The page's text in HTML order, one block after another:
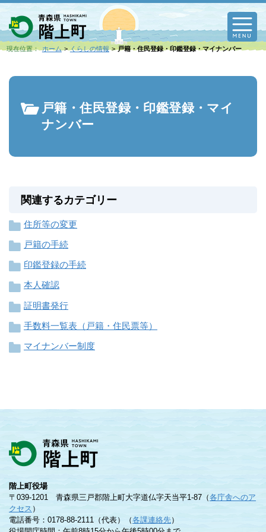
現在位置： ホーム くらしの情報 戸籍・住民登録・印鑑登録・マイナンバー
戸籍・住民登録・印鑑登録・マイ
ナンバー
関連するカテゴリー
住所等の変更
戸籍の手続
印鑑登録の手続
本人確認
証明書発行
手数料一覧表（戸籍・住民票等）
マイナンバー制度
階上町役場
〒039-1201 青森県三戸郡階上町大字道仏字天当平1-87（各庁舎へのア
クセス ）
電話番号：0178-88-2111（代表）（各課連絡先）